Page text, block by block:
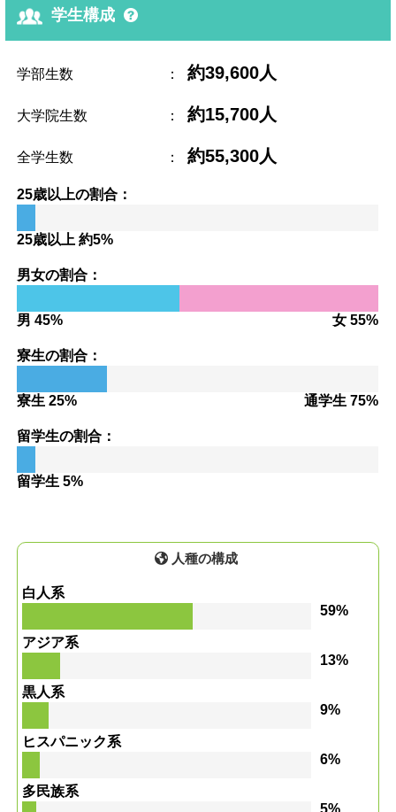
学生構成
学部生数 ： 約39,600人
大学院生数 ： 約15,700人
全学生数 ： 約55,300人
25歳以上の割合：
25歳以上 約5%
男女の割合：
男 45% 女 55%
寮生の割合：
寮生 25% 通学生 75%
留学生の割合：
留学生 5%
人種の構成
白人系
59%
アジア系
13%
黒人系
9%
ヒスパニック系
6%
多民族系